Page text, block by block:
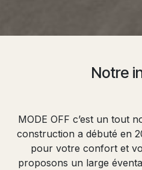
Notre
MODE OFF c’est un tout
construction a débuté en
pour votre confort et
proposons un large